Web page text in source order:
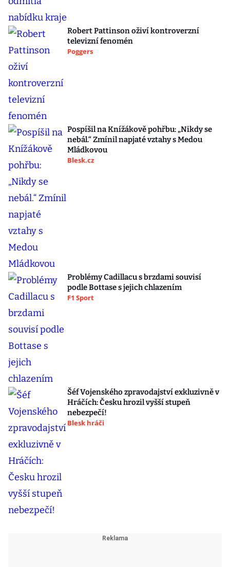
Robert Pattinson oživí kontroverzní
televizní fenomén
Poggers
Pospíšil na Knížákově pohřbu: „Nikdy se
nebál.“ Zmínil napjaté vztahy s Medou
Mládkovou
Blesk.cz
Problémy Cadillacu s brzdami souvisí
podle Bottase s jejich chlazením
F1 Sport
Šéf Vojenského zpravodajství exkluzivně v
Hráčích: Česku hrozil vyšší stupeň
nebezpečí!
Blesk hráči